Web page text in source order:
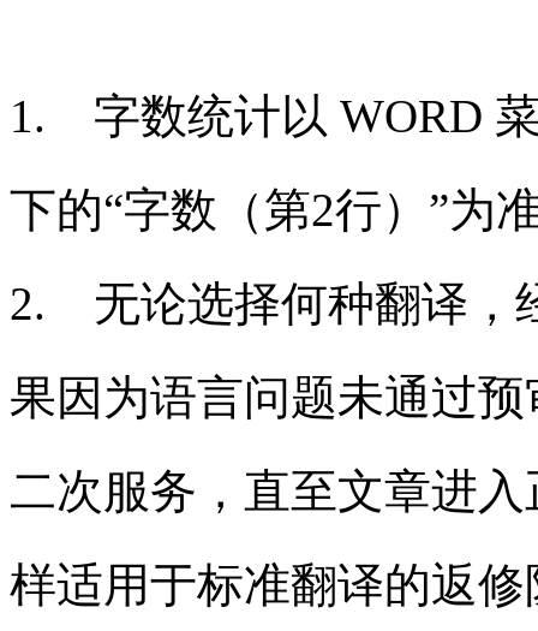
1. 字数统计以 WORD
下的“字数（第2行）”为
2. 无论选择何种翻译，
果因为语言问题未通过
二次服务，直至文章进
样适用于标准翻译的返